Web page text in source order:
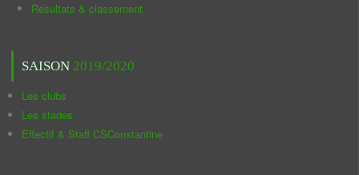
Résultats & classement
SAISON 2019/2020
Les clubs
Les stades
Effectif & Staff CSConstantine